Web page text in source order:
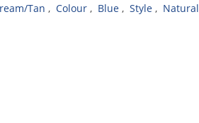
Tan , Colour , Blue , Style , Natural